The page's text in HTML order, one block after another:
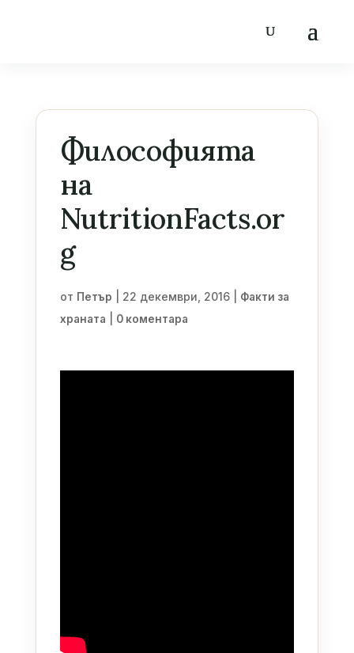
Философията
на
NutritionFacts.or
g
от Петър 22 декември, 2016|
Факти за
храната
0 коментара